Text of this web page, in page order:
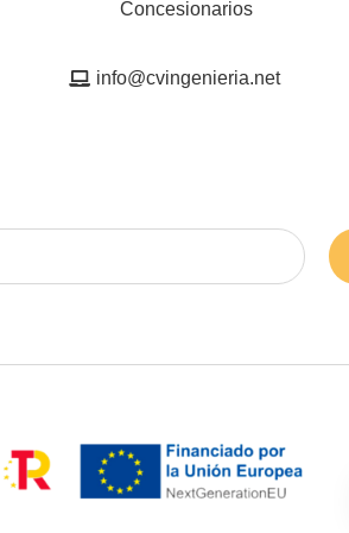
Concesionarios
info@cvingenieria.net